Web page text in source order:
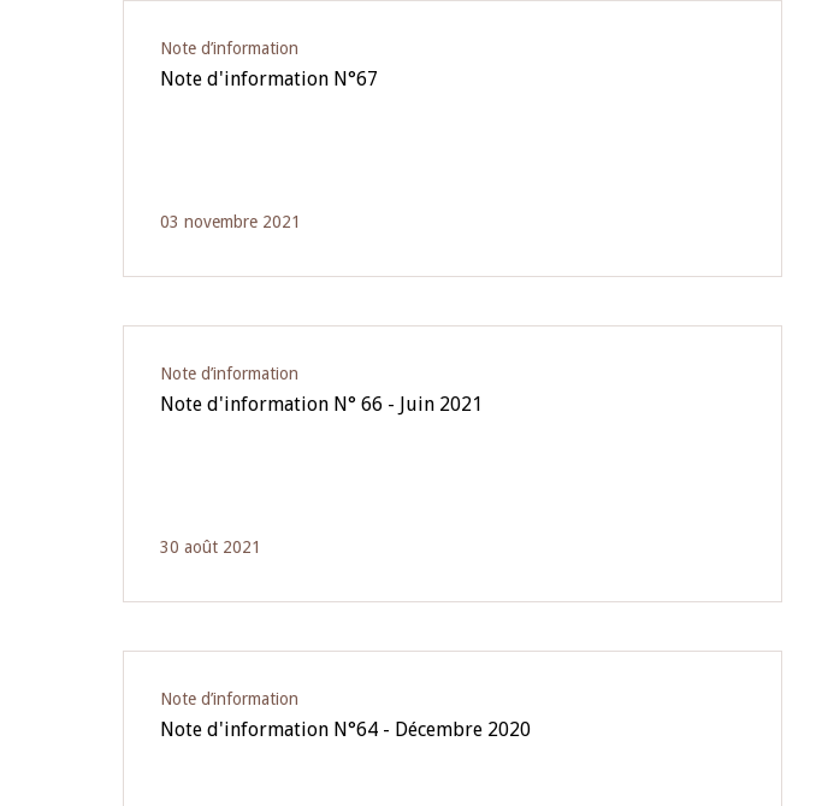
Note d’information
Note d'information N°67
03 novembre 2021
Note d’information
Note d'information N° 66 - Juin 2021
30 août 2021
Note d’information
Note d'information N°64 - Décembre 2020